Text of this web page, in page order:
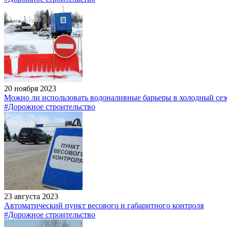
20 ноября 2023
Можно ли использовать водоналивные барьеры в холодный
#Дорожное строительство
23 августа 2023
Автоматический пункт весового и габаритного контроля
#Дорожное строительство